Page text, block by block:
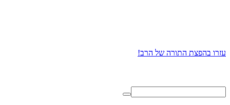
עזרו בהפצת התורה של הרב!